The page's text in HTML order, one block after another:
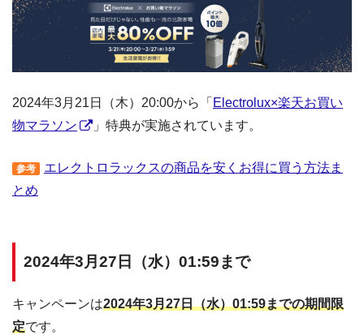
2024年3月21日（木）20:00から「 Electrolux×楽天お買い
物マラソン
」特典が実施されています。
参考
エレクトロラックスの商品を安くお得に買う方法ま
とめ
2024年3月27日（水）01:59まで
キャンペーンは2024年3月27日（水）01:59までの期間限
定です。